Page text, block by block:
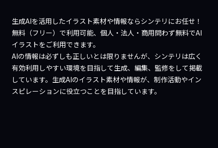
生成AIを活用したイラスト素材や情報ならシンテリにお任せ！
無料（フリー）で利用可能、個人・法人・商用問わず無料でAI
イラストをご利用できます。
AIの情報は必ずしも正しいとは限りませんが、シンテリは広く
有効利用しやすい環境を目指して生成、編集、監修をして掲載
しています。生成AIのイラスト素材や情報が、制作活動やイン
スピレーションに役立つことを目指しています。